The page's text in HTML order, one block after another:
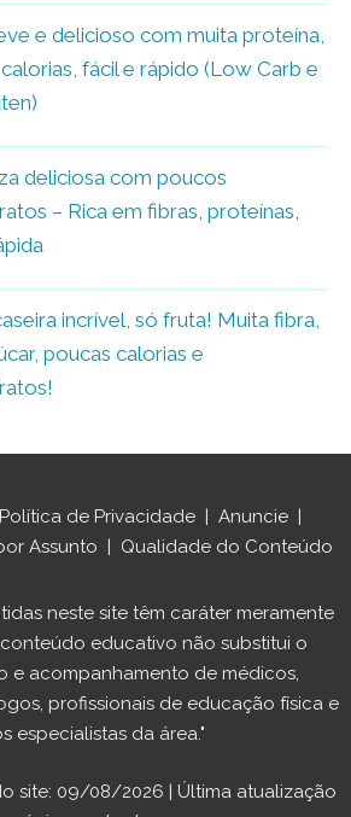
e delicioso com muita proteína,
fácil e rápido (Low Carb e
deliciosa com poucos
– Rica em fibras, proteínas,
incrível, só fruta! Muita fibra,
poucas calorias e
Política de Privacidade Anuncie
Assunto Qualidade do Conteúdo
neste site têm caráter meramente
educativo não substitui o
e acompanhamento de médicos,
profissionais de educação física e
especialistas da área."
site: 09/08/2026 | Última atualização